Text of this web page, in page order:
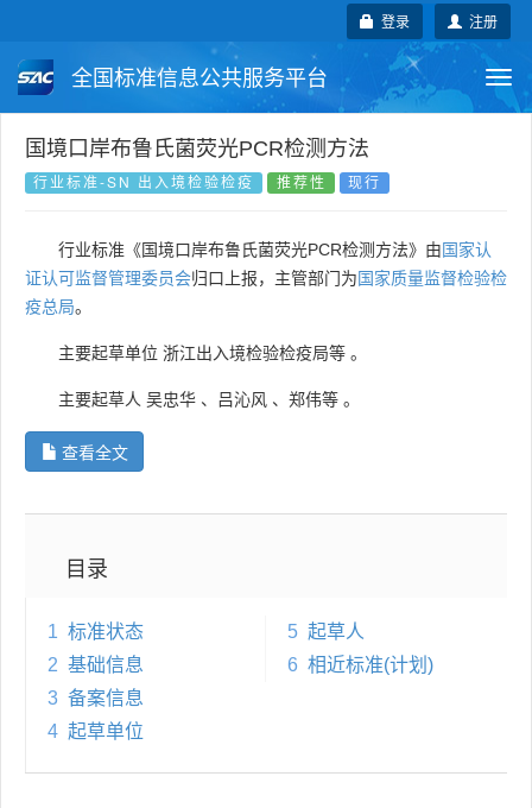
注册
登录
全国标准信息公共服务平台
国家标准 行业标准
国外标准 技术委员会
国境口岸布鲁氏菌荧光PCR检测方法
行业标准-SN 出入境检验检疫 推荐性 现行
行业标准《国境口岸布鲁氏菌荧光PCR检测方法》由国家认
证认可监督管理委员会归口上报，主管部门为国家质量监督检验检
疫总局。
主要起草单位 浙江出入境检验检疫局等 。
主要起草人 吴忠华 、 吕沁风 、 郑伟等 。
查看全文
目录
1 标准状态
2 基础信息
3 备案信息
4 起草单位
5 起草人
6 相近标准(计划)